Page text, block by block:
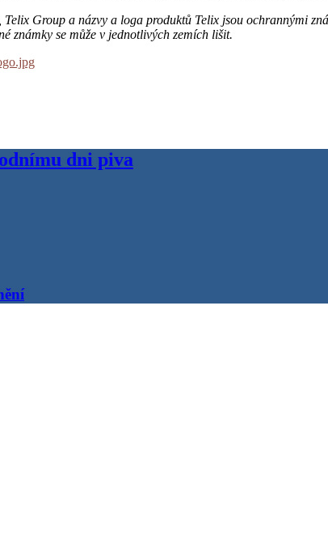
Group a názvy a loga produktů Telix jsou ochrannými
známky se může v jednotlivých zemích lišit.
dni piva